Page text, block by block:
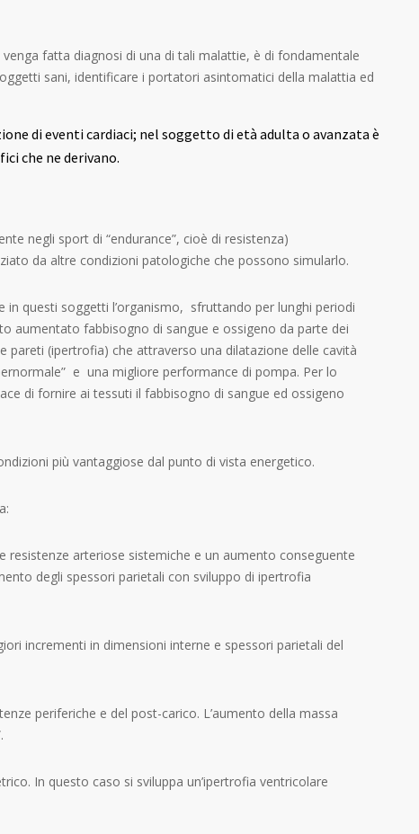
fatta diagnosi di una di tali malattie, è di fondamentale
sani, identificare i portatori asintomatici della malattia ed
di eventi cardiaci; nel soggetto di età adulta o avanzata è
che ne derivano.
negli sport di “endurance”, cioè di resistenza)
da altre condizioni patologiche che possono simularlo.
questi soggetti l’organismo, sfruttando per lunghi periodi
aumentato fabbisogno di sangue e ossigeno da parte dei
(ipertrofia) che attraverso una dilatazione delle cavità
e una migliore performance di pompa. Per lo
di fornire ai tessuti il fabbisogno di sangue ed ossigeno
più vantaggiose dal punto di vista energetico.
arteriose sistemiche e un aumento conseguente
degli spessori parietali con sviluppo di ipertrofia
incrementi in dimensioni interne e spessori parietali del
periferiche e del post-carico. L’aumento della massa
In questo caso si sviluppa un’ipertrofia ventricolare